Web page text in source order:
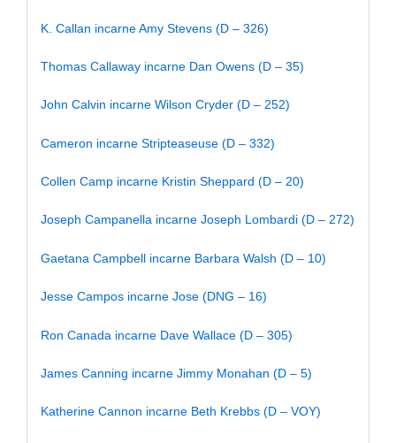
K. Callan incarne Amy Stevens (D – 326)
Thomas Callaway incarne Dan Owens (D – 35)
John Calvin incarne Wilson Cryder (D – 252)
Cameron incarne Stripteaseuse (D – 332)
Collen Camp incarne Kristin Sheppard (D – 20)
Joseph Campanella incarne Joseph Lombardi (D – 272)
Gaetana Campbell incarne Barbara Walsh (D – 10)
Jesse Campos incarne Jose (DNG – 16)
Ron Canada incarne Dave Wallace (D – 305)
James Canning incarne Jimmy Monahan (D – 5)
Katherine Cannon incarne Beth Krebbs (D – VOY)